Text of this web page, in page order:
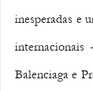
inesperadas e
Balenciaga e